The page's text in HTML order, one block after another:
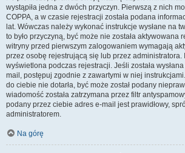
wystąpiła jedna z dwóch przyczyn. Pierwszą z nich
COPPA, a w czasie rejestracji została podana
lat. Wówczas należy wykonać instrukcje wysłane na
to było przyczyną, być może nie została aktywowana
witryny przed pierwszym zalogowaniem wymagają
przez osobę rejestrującą się lub przez administratora.
wyświetlona podczas rejestracji. Jeśli została
mail, postępuj zgodnie z zawartymi w niej
do ciebie nie dotarła, być może został podany
wiadomość została zatrzymana przez filtr
podany przez ciebie adres e-mail jest prawidłowy,
administratorem.
Na górę